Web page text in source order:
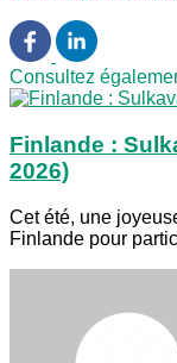
Consultez
Finlande :
2026)
Cet été, une
Finlande pour